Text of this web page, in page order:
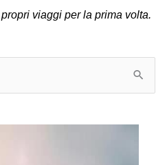
viaggi per la prima volta.